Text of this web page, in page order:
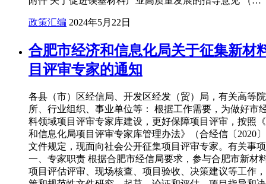
政策汇编 2024年5月22日
合肥市经济和信息化局关于征集新材
目评审专家的通知
各县（市）区经信局、开发区经发（贸）局，有关高等
所、行业组织、事业单位等： 根据工作需要，为做好市
料领域项目评审专家库建设，更好保障项目评审，按照
和信息化局项目评审专家库管理办法》（合经信〔2020
文件规定，现面向社会公开征集项目评审专家。有关事
一、专家职责 根据合肥市经信局要求，参与合肥市新材
项目评估评审、现场核查、项目验收、决策建议等工作